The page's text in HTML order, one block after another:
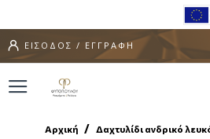
ΕΙΣΟΔΟΣ / ΕΓΓΡΑΦΗ
Αρχική Δαχτυλίδι ανδρικό